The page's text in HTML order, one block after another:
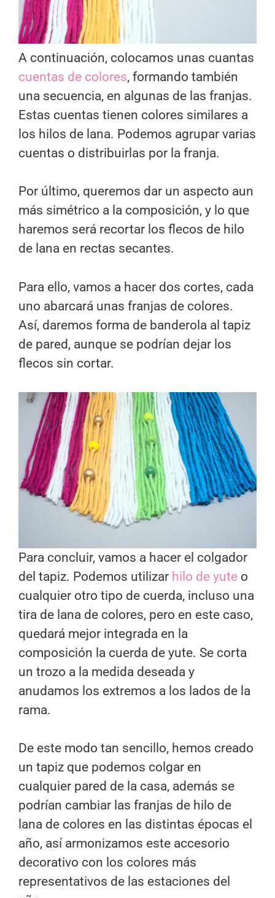
A continuación, colocamos unas cuantas
cuentas de colores, formando también
una secuencia, en algunas de las franjas.
Estas cuentas tienen colores similares a
los hilos de lana. Podemos agrupar varias
cuentas o distribuirlas por la franja.
Por último, queremos dar un aspecto aun
más simétrico a la composición, y lo que
haremos será recortar los flecos de hilo
de lana en rectas secantes.
Para ello, vamos a hacer dos cortes, cada
uno abarcará unas franjas de colores.
Así, daremos forma de banderola al tapiz
de pared, aunque se podrían dejar los
flecos sin cortar.
Para concluir, vamos a hacer el colgador
del tapiz. Podemos utilizar hilo de yute o
cualquier otro tipo de cuerda, incluso una
tira de lana de colores, pero en este caso,
quedará mejor integrada en la
composición la cuerda de yute. Se corta
un trozo a la medida deseada y
anudamos los extremos a los lados de la
rama.
De este modo tan sencillo, hemos creado
un tapiz que podemos colgar en
cualquier pared de la casa, además se
podrían cambiar las franjas de hilo de
lana de colores en las distintas épocas el
año, así armonizamos este accesorio
decorativo con los colores más
representativos de las estaciones del